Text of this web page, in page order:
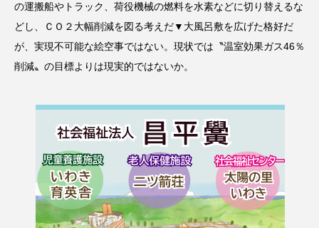
の運搬船やトラック、荷役機械の燃料を水素などに切り替えるな
どし、ＣＯ２大幅削減を図る考えだ▼大風呂敷を広げた格好だ
が、実現不可能な絵空事ではない。現状では〝温室効果ガス46％
削減〟の目標よりは現実的ではないか。